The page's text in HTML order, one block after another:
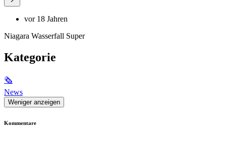
vor 18 Jahren
Niagara Wasserfall Super
Kategorie
🗞
News
Weniger anzeigen
Kommentare